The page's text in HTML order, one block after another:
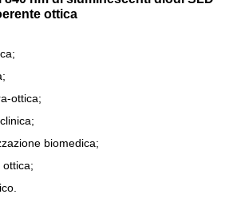
ottica
ottica;
biomedica;
ottica;